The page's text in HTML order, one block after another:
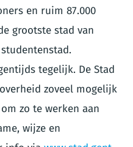
en ruim 87.000
grootste stad van
tegelijk. De Stad
zoveel mogelijk
zo te werken aan
wijze en